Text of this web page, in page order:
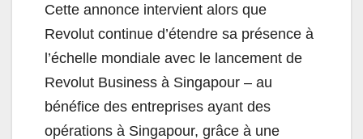
Cette annonce intervient alors que
Revolut continue d’étendre sa présence à
l’échelle mondiale avec le lancement de
Revolut Business à Singapour – au
bénéfice des entreprises ayant des
opérations à Singapour, grâce à une